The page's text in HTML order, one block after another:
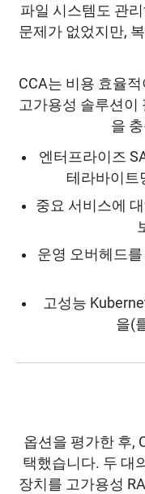
파일 시스템도 관
문제가 없었지만,
CCA는 비용 효율
고가용성 솔루션이
을
엔터프라이즈
테라바이트
중요 서비스에
운영 오버헤드
고성능
을(
옵션을 평가한 후,
택했습니다. 두 대
장치를 고가용성